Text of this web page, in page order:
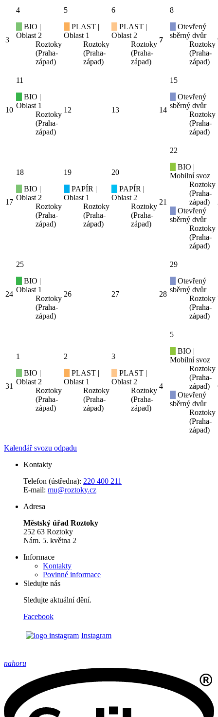
3
4
BIO |
Oblast 2
Roztoky
(Praha-
západ)
5
PLAST |
Oblast 1
Roztoky
(Praha-
západ)
6
PLAST |
Oblast 2
Roztoky
(Praha-
západ)
7
8
Otevřený
sběrný dvůr
Roztoky
(Praha-
západ)
10
11
BIO |
Oblast 1
Roztoky
(Praha-
západ)
12 13 14
15
Otevřený
sběrný dvůr
Roztoky
(Praha-
západ)
17
18
BIO |
Oblast 2
Roztoky
(Praha-
západ)
19
PAPÍR |
Oblast 1
Roztoky
(Praha-
západ)
20
PAPÍR |
Oblast 2
Roztoky
(Praha-
západ)
21
22
BIO |
Mobilní svoz
Roztoky
(Praha-
západ)
Otevřený
sběrný dvůr
Roztoky
(Praha-
západ)
24
25
BIO |
Oblast 1
Roztoky
(Praha-
západ)
26 27 28
29
Otevřený
sběrný dvůr
Roztoky
(Praha-
západ)
31
1
BIO |
Oblast 2
Roztoky
(Praha-
západ)
2
PLAST |
Oblast 1
Roztoky
(Praha-
západ)
3
PLAST |
Oblast 2
Roztoky
(Praha-
západ)
4
5
BIO |
Mobilní svoz
Roztoky
(Praha-
západ)
Otevřený
sběrný dvůr
Roztoky
(Praha-
západ)
Kalendář svozu odpadu
Kontakty
Telefon (ústředna): 220 400 211
E-mail: mu@roztoky.cz
Adresa
Městský úřad Roztoky
252 63 Roztoky
Nám. 5. května 2
Informace
Kontakty
Povinné informace
Sledujte nás
Sledujte aktuální dění.
Facebook
Instagram
nahoru